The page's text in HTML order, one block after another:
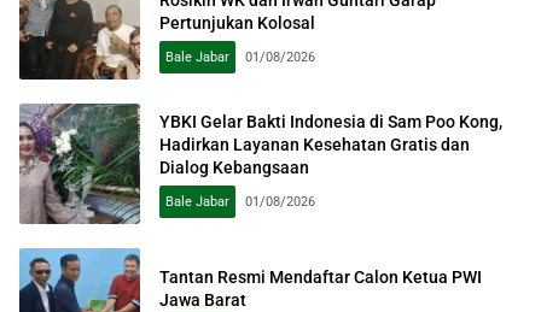
Pertunjukan Kolosal
Bale Jabar 01/08/2026
YBKI Gelar Bakti Indonesia di Sam Poo Kong,
Hadirkan Layanan Kesehatan Gratis dan
Dialog Kebangsaan
Bale Jabar 01/08/2026
Tantan Resmi Mendaftar Calon Ketua PWI
Jawa Barat